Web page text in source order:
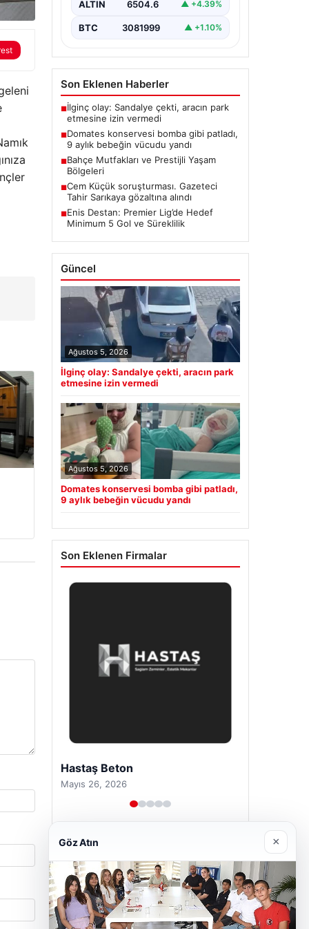
ALTIN 6504.6 ▲ +4.39%
BTC 3081999 ▲ +1.10%
Son Eklenen Haberler
■İlginç olay: Sandalye çekti, aracın park
etmesine izin vermedi
■Domates konservesi bomba gibi patladı,
9 aylık bebeğin vücudu yandı
■Bahçe Mutfakları ve Prestijli Yaşam
Bölgeleri
■Cem Küçük soruşturması. Gazeteci
Tahir Sarıkaya gözaltına alındı
■Enis Destan: Premier Lig’de Hedef
Minimum 5 Gol ve Süreklilik
Güncel
Ağustos 5, 2026
İlginç olay: Sandalye çekti, aracın park
etmesine izin vermedi
Ağustos 5, 2026
Domates konservesi bomba gibi patladı,
9 aylık bebeğin vücudu yandı
Son Eklenen Firmalar
Prenses Night Club
Nisan 29, 2026
Göz Atın ×